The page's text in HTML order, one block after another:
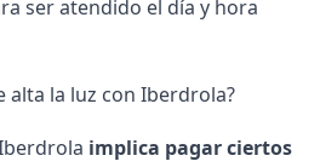
ser atendido el día y hora
alta la luz con Iberdrola?
implica pagar ciertos